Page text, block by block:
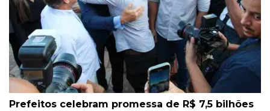
Prefeitos celebram promessa de R$ 7,5 bilhões